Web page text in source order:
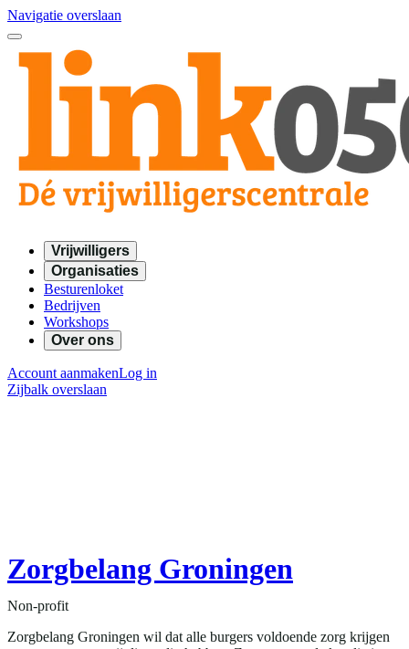
Navigatie overslaan
Vrijwilligers
Organisaties
Besturenloket
Bedrijven
Workshops
Over ons
Account aanmakenLog in
Zijbalk overslaan
Zorgbelang Groningen
Non-profit
Zorgbelang Groningen wil dat alle burgers voldoende zorg krijgen